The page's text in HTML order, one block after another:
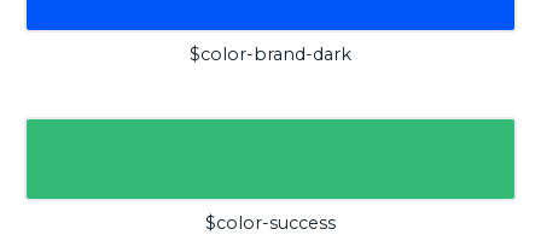
$color-brand-dark
$color-success